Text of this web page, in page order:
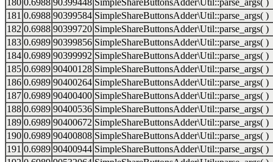
180 0.6988 90399448 SimpleShareButtonsAdder\Util::parse_args( )
181 0.6988 90399584 SimpleShareButtonsAdder\Util::parse_args( )
182 0.6988 90399720 SimpleShareButtonsAdder\Util::parse_args( )
183 0.6989 90399856 SimpleShareButtonsAdder\Util::parse_args( )
184 0.6989 90399992 SimpleShareButtonsAdder\Util::parse_args( )
185 0.6989 90400128 SimpleShareButtonsAdder\Util::parse_args( )
186 0.6989 90400264 SimpleShareButtonsAdder\Util::parse_args( )
187 0.6989 90400400 SimpleShareButtonsAdder\Util::parse_args( )
188 0.6989 90400536 SimpleShareButtonsAdder\Util::parse_args( )
189 0.6989 90400672 SimpleShareButtonsAdder\Util::parse_args( )
190 0.6989 90400808 SimpleShareButtonsAdder\Util::parse_args( )
191 0.6989 90400944 SimpleShareButtonsAdder\Util::parse_args( )